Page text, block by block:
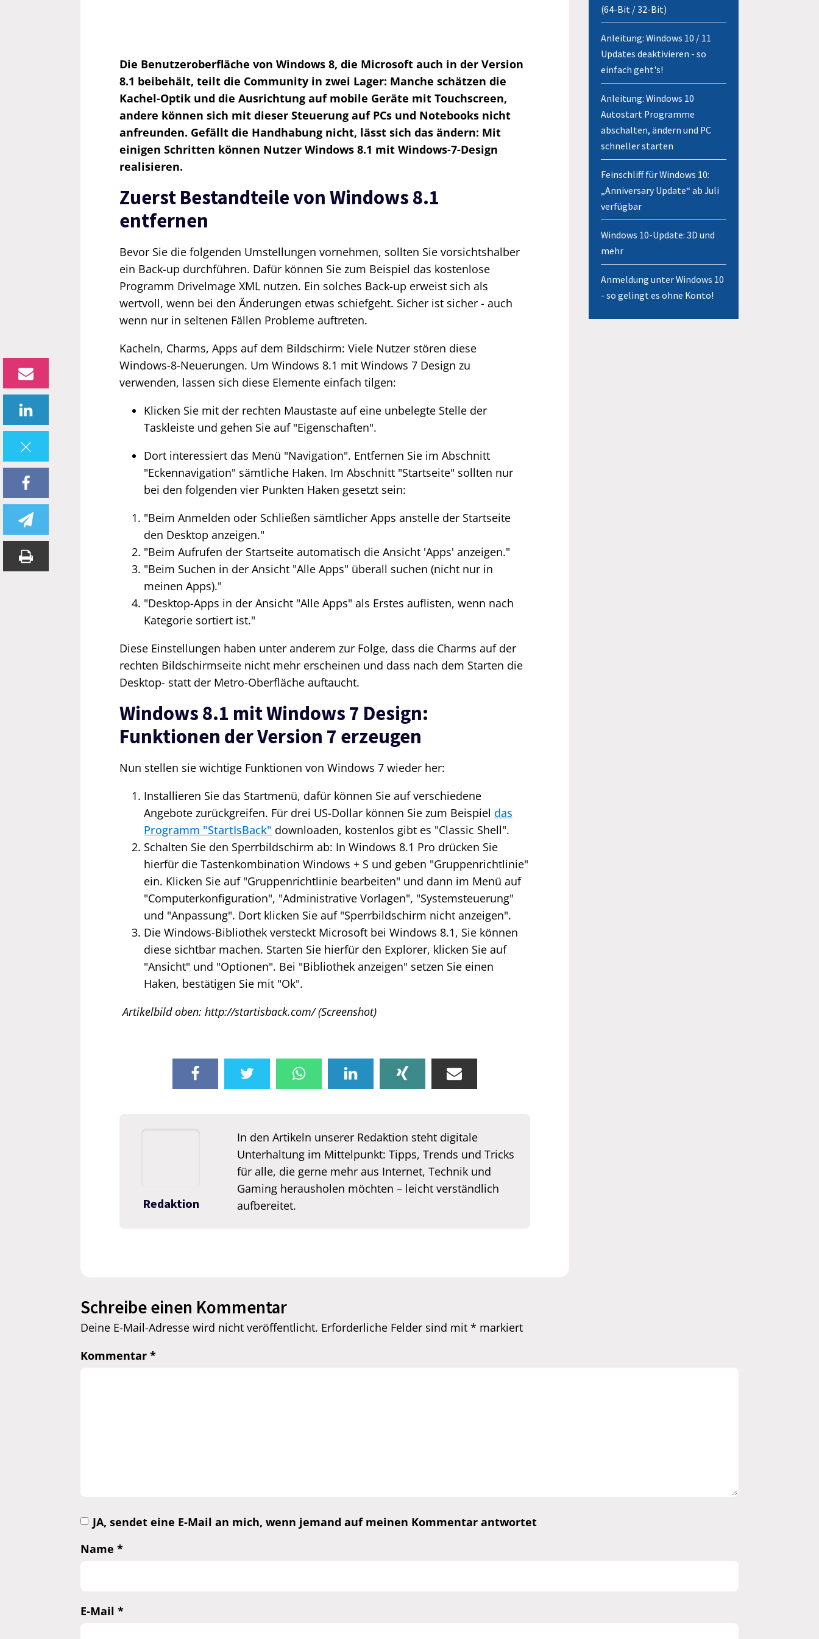
Die Benutzeroberfläche von Windows 8, die Microsoft auch in der Version
8.1 beibehält, teilt die Community in zwei Lager: Manche schätzen die
Kachel-Optik und die Ausrichtung auf mobile Geräte mit Touchscreen,
andere können sich mit dieser Steuerung auf PCs und Notebooks nicht
anfreunden. Gefällt die Handhabung nicht, lässt sich das ändern: Mit
einigen Schritten können Nutzer Windows 8.1 mit Windows-7-Design
realisieren.
Zuerst Bestandteile von Windows 8.1
entfernen
Bevor Sie die folgenden Umstellungen vornehmen, sollten Sie vorsichtshalber
ein Back-up durchführen. Dafür können Sie zum Beispiel das kostenlose
Programm Drivelmage XML nutzen. Ein solches Back-up erweist sich als
wertvoll, wenn bei den Änderungen etwas schiefgeht. Sicher ist sicher - auch
wenn nur in seltenen Fällen Probleme auftreten.
Kacheln, Charms, Apps auf dem Bildschirm: Viele Nutzer stören diese
Windows-8-Neuerungen. Um Windows 8.1 mit Windows 7 Design zu
verwenden, lassen sich diese Elemente einfach tilgen:
Klicken Sie mit der rechten Maustaste auf eine unbelegte Stelle der
Taskleiste und gehen Sie auf "Eigenschaften".
Dort interessiert das Menü "Navigation". Entfernen Sie im Abschnitt
"Eckennavigation" sämtliche Haken. Im Abschnitt "Startseite" sollten nur
bei den folgenden vier Punkten Haken gesetzt sein:
"Beim Anmelden oder Schließen sämtlicher Apps anstelle der Startseite
den Desktop anzeigen."
"Beim Aufrufen der Startseite automatisch die Ansicht 'Apps' anzeigen."
"Beim Suchen in der Ansicht "Alle Apps" überall suchen (nicht nur in
meinen Apps)."
"Desktop-Apps in der Ansicht "Alle Apps" als Erstes auflisten, wenn nach
Kategorie sortiert ist."
Diese Einstellungen haben unter anderem zur Folge, dass die Charms auf der
rechten Bildschirmseite nicht mehr erscheinen und dass nach dem Starten die
Desktop- statt der Metro-Oberfläche auftaucht.
Windows 8.1 mit Windows 7 Design:
Funktionen der Version 7 erzeugen
Nun stellen sie wichtige Funktionen von Windows 7 wieder her:
Installieren Sie das Startmenü, dafür können Sie auf verschiedene
Angebote zurückgreifen. Für drei US-Dollar können Sie zum Beispiel das
Programm "StartIsBack" downloaden, kostenlos gibt es "Classic Shell".
Schalten Sie den Sperrbildschirm ab: In Windows 8.1 Pro drücken Sie
hierfür die Tastenkombination Windows + S und geben "Gruppenrichtlinie"
ein. Klicken Sie auf "Gruppenrichtlinie bearbeiten" und dann im Menü auf
"Computerkonfiguration", "Administrative Vorlagen", "Systemsteuerung"
und "Anpassung". Dort klicken Sie auf "Sperrbildschirm nicht anzeigen".
Die Windows-Bibliothek versteckt Microsoft bei Windows 8.1, Sie können
diese sichtbar machen. Starten Sie hierfür den Explorer, klicken Sie auf
"Ansicht" und "Optionen". Bei "Bibliothek anzeigen" setzen Sie einen
Haken, bestätigen Sie mit "Ok".
Artikelbild oben: http://startisback.com/ (Screenshot)
Redaktion
In den Artikeln unserer Redaktion steht digitale
Unterhaltung im Mittelpunkt: Tipps, Trends und Tricks
für alle, die gerne mehr aus Internet, Technik und
Gaming herausholen möchten – leicht verständlich
aufbereitet.
(64-Bit / 32-Bit)
Anleitung: Windows 10 / 11
Updates deaktivieren - so
einfach geht's!
Anleitung: Windows 10
Autostart Programme
abschalten, ändern und PC
schneller starten
Feinschliff für Windows 10:
„Anniversary Update“ ab Juli
verfügbar
Windows 10-Update: 3D und
mehr
Anmeldung unter Windows 10
- so gelingt es ohne Konto!
Schreibe einen Kommentar
Deine E-Mail-Adresse wird nicht veröffentlicht. Erforderliche Felder sind mit * markiert
Kommentar *
JA, sendet eine E-Mail an mich, wenn jemand auf meinen Kommentar antwortet
Name *
E-Mail *